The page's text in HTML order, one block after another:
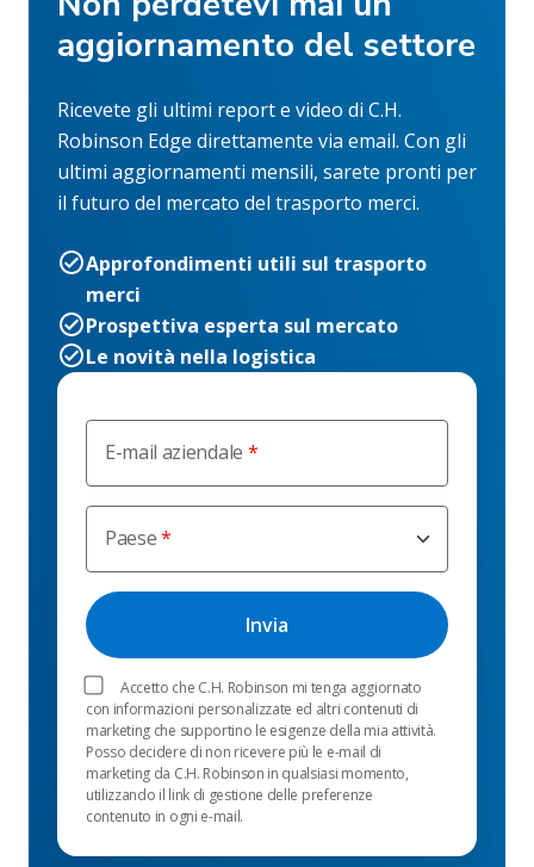
E-mail aziendale
Paese
Accetto che C.H. Robinson mi tenga aggiornato
con informazioni personalizzate ed altri contenuti di
marketing che supportino le esigenze della mia attività.
Posso decidere di non ricevere più le e-mail di
marketing da C.H. Robinson in qualsiasi momento,
utilizzando il link di gestione delle preferenze
contenuto in ogni e-mail.
aggiornamento del settore
Ricevete gli ultimi report e video di C.H.
Robinson Edge direttamente via email. Con gli
ultimi aggiornamenti mensili, sarete pronti per
il futuro del mercato del trasporto merci.
Approfondimenti utili sul trasporto
merci
Prospettiva esperta sul mercato
Le novità nella logistica